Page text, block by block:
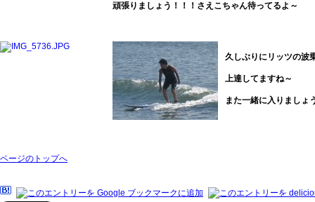
頑張りましょう！！！さえこちゃん待ってるよ～
久しぶりにリッツの波
上達してますね～
また一緒に入りましょ
ページのトップへ